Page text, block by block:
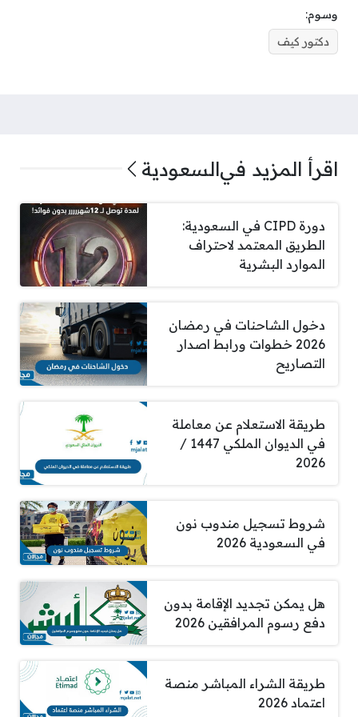
وسوم:
دكتور كيف
اقرأ المزيد فيالسعودية
دورة CIPD في السعودية:
الطريق المعتمد لاحتراف
الموارد البشرية
دخول الشاحنات في رمضان
2026 خطوات ورابط اصدار
التصاريح
طريقة الاستعلام عن معاملة
في الديوان الملكي 1447 /
2026
شروط تسجيل مندوب نون
في السعودية 2026
هل يمكن تجديد الإقامة بدون
دفع رسوم المرافقين 2026
طريقة الشراء المباشر منصة
اعتماد 2026